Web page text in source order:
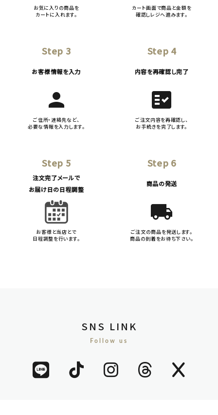
お気に入りの商品を
カートに入れます。
カート画面で商品と金額を
確認しレジへ進みます。
Step 3
お客様情報を入力
person
ご住所・連絡先など、
必要な情報を入力します。
Step 4
内容を再確認し完了
fact_check
ご注文内容を再確認し、
お手続きを完了します。
Step 5
注文完了メールで
お届け日の日程調整
お客様と当店とで
日程調整を行います。
Step 6
商品の発送
local_shipping
ご注文の商品を発送します。
商品の到着をお待ち下さい。
SNS LINK
Follow us